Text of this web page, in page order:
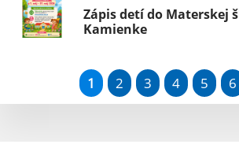
Zápis detí do Materskej
Kamienke
1 2 3 4 5 6